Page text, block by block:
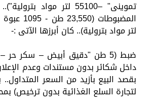
تموينى" –55100 لتر مواد
لتر مواد بترولية).. كان أبرزها الآتى :-
ضبط (5 طن "دقيق أبيض – سكر حر
داخل شكائر بدون مستندات وعدم
بقصد البيع بأزيد من السعر
لتجارة السلع الغذائية بدون ترخيص)